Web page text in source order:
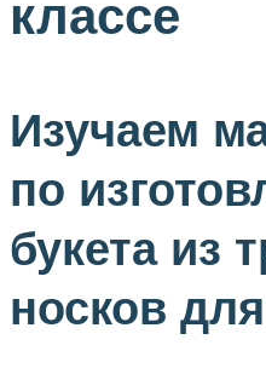
классе
Изучаем
по
букета из
носков